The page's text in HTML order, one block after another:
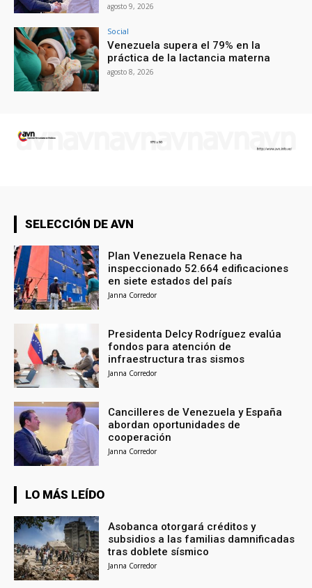
agosto 9, 2026
Social
Venezuela supera el 79% en la
práctica de la lactancia materna
agosto 8, 2026
SELECCIÓN DE AVN
Plan Venezuela Renace ha
inspeccionado 52.664 edificaciones
en siete estados del país
Janna Corredor
Presidenta Delcy Rodríguez evalúa
fondos para atención de
infraestructura tras sismos
Janna Corredor
Cancilleres de Venezuela y España
abordan oportunidades de
cooperación
Janna Corredor
LO MÁS LEÍDO
Asobanca otorgará créditos y
subsidios a las familias damnificadas
tras doblete sísmico
Janna Corredor